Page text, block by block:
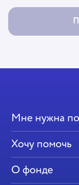
Мне нужна
Хочу помочь
О фонде